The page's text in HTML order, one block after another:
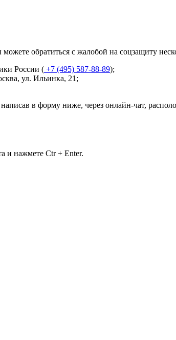
обратиться с жалобой на соцзащиту
России ( +7 (495) 587-88-89);
ул. Ильинка, 21 ;
в форму ниже, через онлайн-чат,
и нажмете Ctr + Enter.